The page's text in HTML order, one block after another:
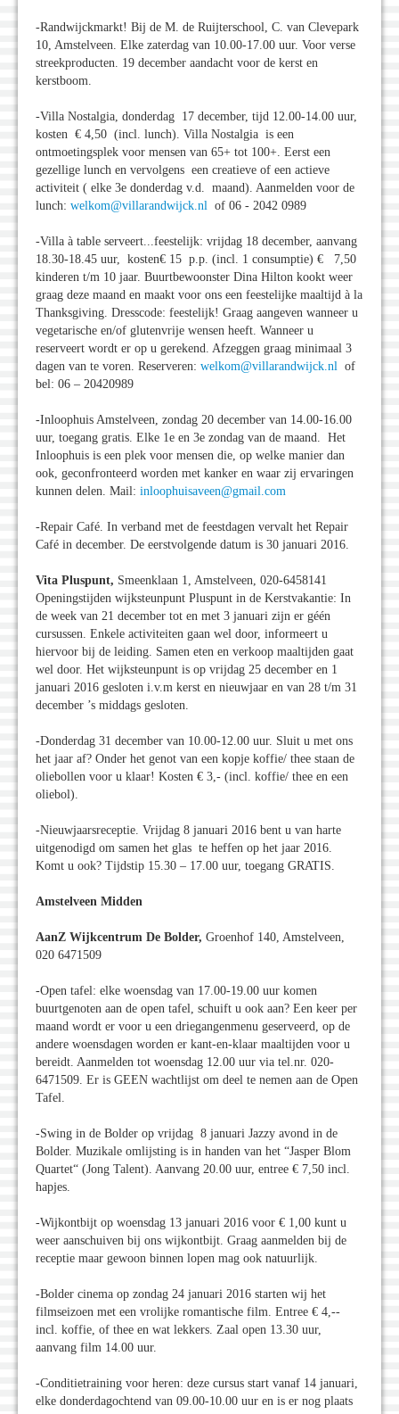
-Randwijckmarkt! Bij de M. de Ruijterschool, C. van Clevepark
10, Amstelveen. Elke zaterdag van 10.00-17.00 uur. Voor verse
streekproducten. 19 december aandacht voor de kerst en
kerstboom.
-Villa Nostalgia, donderdag 17 december, tijd 12.00-14.00 uur,
kosten € 4,50 (incl. lunch). Villa Nostalgia is een
ontmoetingsplek voor mensen van 65+ tot 100+. Eerst een
gezellige lunch en vervolgens een creatieve of een actieve
activiteit ( elke 3e donderdag v.d. maand). Aanmelden voor de
lunch: welkom@villarandwijck.nl of 06 - 2042 0989
-Villa à table serveert...feestelijk: vrijdag 18 december, aanvang
18.30-18.45 uur, kosten€ 15 p.p. (incl. 1 consumptie) € 7,50
kinderen t/m 10 jaar. Buurtbewoonster Dina Hilton kookt weer
graag deze maand en maakt voor ons een feestelijke maaltijd à la
Thanksgiving. Dresscode: feestelijk! Graag aangeven wanneer u
vegetarische en/of glutenvrije wensen heeft. Wanneer u
reserveert wordt er op u gerekend. Afzeggen graag minimaal 3
dagen van te voren. Reserveren: welkom@villarandwijck.nl of
bel: 06 – 20420989
-Inloophuis Amstelveen, zondag 20 december van 14.00-16.00
uur, toegang gratis. Elke 1e en 3e zondag van de maand. Het
Inloophuis is een plek voor mensen die, op welke manier dan
ook, geconfronteerd worden met kanker en waar zij ervaringen
kunnen delen. Mail: inloophuisaveen@gmail.com
-Repair Café. In verband met de feestdagen vervalt het Repair
Café in december. De eerstvolgende datum is 30 januari 2016.
Vita Pluspunt, Smeenklaan 1, Amstelveen, 020-6458141
Openingstijden wijksteunpunt Pluspunt in de Kerstvakantie: In
de week van 21 december tot en met 3 januari zijn er géén
cursussen. Enkele activiteiten gaan wel door, informeert u
hiervoor bij de leiding. Samen eten en verkoop maaltijden gaat
wel door. Het wijksteunpunt is op vrijdag 25 december en 1
januari 2016 gesloten i.v.m kerst en nieuwjaar en van 28 t/m 31
december ’s middags gesloten.
-Donderdag 31 december van 10.00-12.00 uur. Sluit u met ons
het jaar af? Onder het genot van een kopje koffie/ thee staan de
oliebollen voor u klaar! Kosten € 3,- (incl. koffie/ thee en een
oliebol).
-Nieuwjaarsreceptie. Vrijdag 8 januari 2016 bent u van harte
uitgenodigd om samen het glas te heffen op het jaar 2016.
Komt u ook? Tijdstip 15.30 – 17.00 uur, toegang GRATIS.
Amstelveen Midden
AanZ Wijkcentrum De Bolder, Groenhof 140, Amstelveen,
020 6471509
-Open tafel: elke woensdag van 17.00-19.00 uur komen
buurtgenoten aan de open tafel, schuift u ook aan? Een keer per
maand wordt er voor u een driegangenmenu geserveerd, op de
andere woensdagen worden er kant-en-klaar maaltijden voor u
bereidt. Aanmelden tot woensdag 12.00 uur via tel.nr. 020-
6471509. Er is GEEN wachtlijst om deel te nemen aan de Open
Tafel.
-Swing in de Bolder op vrijdag 8 januari Jazzy avond in de
Bolder. Muzikale omlijsting is in handen van het “Jasper Blom
Quartet“ (Jong Talent). Aanvang 20.00 uur, entree € 7,50 incl.
hapjes.
-Wijkontbijt op woensdag 13 januari 2016 voor € 1,00 kunt u
weer aanschuiven bij ons wijkontbijt. Graag aanmelden bij de
receptie maar gewoon binnen lopen mag ook natuurlijk.
-Bolder cinema op zondag 24 januari 2016 starten wij het
filmseizoen met een vrolijke romantische film. Entree € 4,--
incl. koffie, of thee en wat lekkers. Zaal open 13.30 uur,
aanvang film 14.00 uur.
-Conditietraining voor heren: deze cursus start vanaf 14 januari,
elke donderdagochtend van 09.00-10.00 uur en is er nog plaats